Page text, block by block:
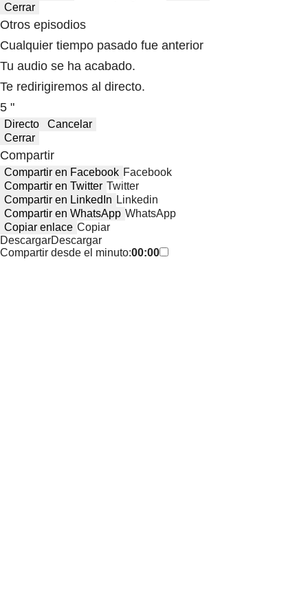
Cerrar
Otros episodios
Cualquier tiempo pasado fue anterior
Tu audio se ha acabado.
Te redirigiremos al directo.
5 "
Directo
Cancelar
Cerrar
Compartir
Compartir en Facebook Facebook
Compartir en Twitter Twitter
Compartir en LinkedIn Linkedin
Compartir en WhatsApp WhatsApp
Copiar enlace Copiar
DescargarDescargar
Compartir desde el minuto:00:00